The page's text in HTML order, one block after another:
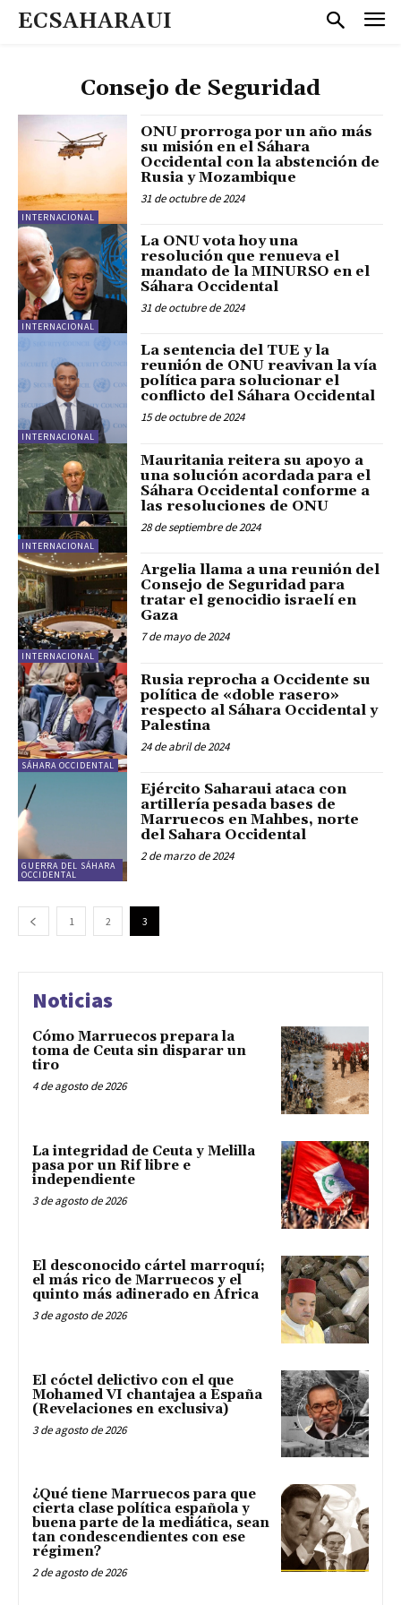
ECSAHARAUI
Consejo de Seguridad
INTERNACIONAL
ONU prorroga por un año más
su misión en el Sáhara
Occidental con la abstención de
Rusia y Mozambique
31 de octubre de 2024
INTERNACIONAL
La ONU vota hoy una
resolución que renueva el
mandato de la MINURSO en el
Sáhara Occidental
31 de octubre de 2024
INTERNACIONAL
La sentencia del TUE y la
reunión de ONU reavivan la vía
política para solucionar el
conflicto del Sáhara Occidental
15 de octubre de 2024
INTERNACIONAL
Mauritania reitera su apoyo a
una solución acordada para el
Sáhara Occidental conforme a
las resoluciones de ONU
28 de septiembre de 2024
INTERNACIONAL
Argelia llama a una reunión del
Consejo de Seguridad para
tratar el genocidio israelí en
Gaza
7 de mayo de 2024
SÁHARA OCCIDENTAL
Rusia reprocha a Occidente su
política de «doble rasero»
respecto al Sáhara Occidental y
Palestina
24 de abril de 2024
GUERRA DEL SÁHARA
OCCIDENTAL
Ejército Saharaui ataca con
artillería pesada bases de
Marruecos en Mahbes, norte
del Sahara Occidental
2 de marzo de 2024
1 2 3
Noticias
Cómo Marruecos prepara la
toma de Ceuta sin disparar un
tiro
4 de agosto de 2026
La integridad de Ceuta y Melilla
pasa por un Rif libre e
independiente
3 de agosto de 2026
El desconocido cártel marroquí;
el más rico de Marruecos y el
quinto más adinerado en África
3 de agosto de 2026
El cóctel delictivo con el que
Mohamed VI chantajea a España
(Revelaciones en exclusiva)
3 de agosto de 2026
¿Qué tiene Marruecos para que
cierta clase política española y
buena parte de la mediática, sean
tan condescendientes con ese
régimen?
2 de agosto de 2026